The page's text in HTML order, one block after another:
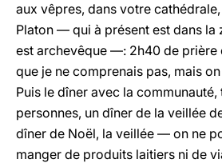
aux vêpres, dans votre
Platon — qui à présent est dans la
est archevêque —: 2h40 de prière
que je ne comprenais pas, mais
Puis le dîner avec la
personnes, un dîner de la veillée
dîner de Noël, la veillée — on ne
manger de produits laitiers ni de